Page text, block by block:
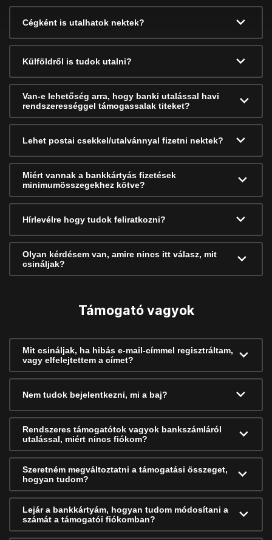
Cégként is utalhatok nektek?
Külföldről is tudok utalni?
Van-e lehetőség arra, hogy banki utalással havi
rendszerességgel támogassalak titeket?
Lehet postai csekkel/utalvánnyal fizetni nektek?
Miért vannak a bankkártyás fizetések
minimumösszegekhez kötve?
Hírlevélre hogy tudok feliratkozni?
Olyan kérdésem van, amire nincs itt válasz, mit
csináljak?
Támogató vagyok
Mit csináljak, ha hibás e-mail-címmel regisztráltam,
vagy elfelejtettem a címet?
Nem tudok bejelentkezni, mi a baj?
Rendszeres támogatótok vagyok bankszámláról
utalással, miért nincs fiókom?
Szeretném megváltoztatni a támogatási összeget,
hogyan tudom?
Lejár a bankkártyám, hogyan tudom módosítani a
számát a támogatói fiókomban?